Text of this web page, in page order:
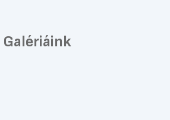
Galériáink